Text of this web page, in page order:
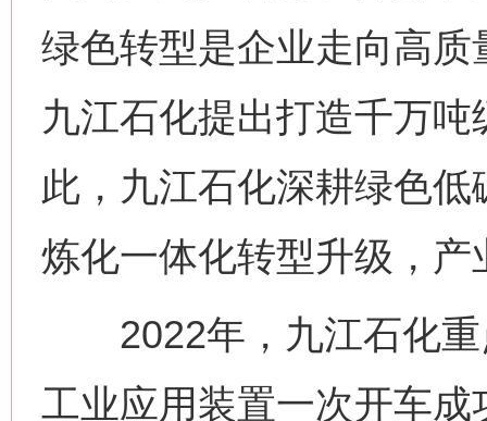
绿色转型是企业走向高
九江石化提出打造千万
此，九江石化深耕绿色
炼化一体化转型升级，
2022年，九江石化重
工业应用装置一次开车
这是一记警钟！ 谢